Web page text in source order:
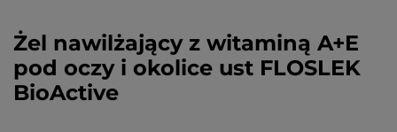
Żel nawilżający z witaminą A+E
pod oczy i okolice ust FLOSLEK
BioActive